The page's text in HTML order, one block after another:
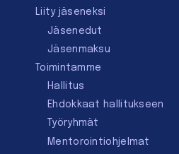
Liity jäseneksi
Jäsenedut
Jäsenmaksu
Toimintamme
Hallitus
Ehdokkaat hallitukseen
Työryhmät
Mentorointi­ohjelmat